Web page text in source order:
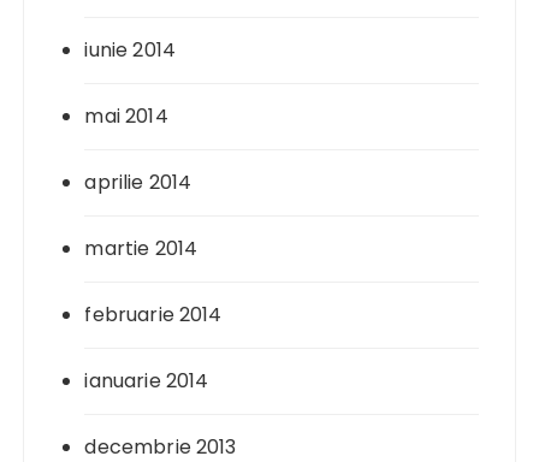
iunie 2014
mai 2014
aprilie 2014
martie 2014
februarie 2014
ianuarie 2014
decembrie 2013